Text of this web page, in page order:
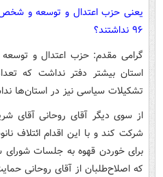
یعنی حزب اعتدال و توسعه و
۹۶ نداشتند؟
گرامی مقدم: حزب اعتدال و
استان بیشتر دفتر نداشت که
تشکیلات سیاسی نیز در استان‌ها
از سوی دیگر آقای روحانی آقای
شرکت کند و با این اقدام ائتلاف
برای خوردن قهوه به جلسات
که اصلاح‌طلبان از آقای روحانی